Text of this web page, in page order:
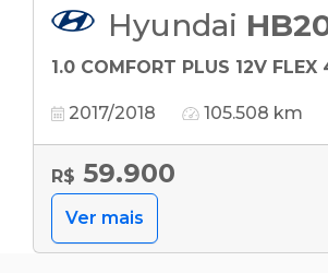
Hyundai
1.0 COMFORT PLUS 12V FLEX
2017/2018 105.508 km
R$ 59.900
Ver mais